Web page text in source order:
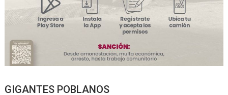
GIGANTES POBLANOS